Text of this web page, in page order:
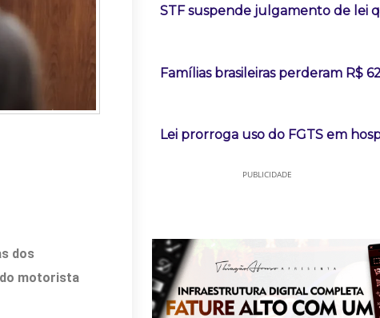
dos
motorista
STF suspende julgamento de lei
Famílias brasileiras perderam R$
Lei prorroga uso do FGTS em
PUBLICIDADE